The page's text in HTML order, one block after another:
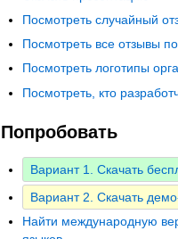
Посмотреть случайный
Посмотреть все отзывы
Посмотреть логотипы
Посмотреть, кто
Попробовать
Вариант 1. Скачать
Вариант 2. Скачать
Найти международную